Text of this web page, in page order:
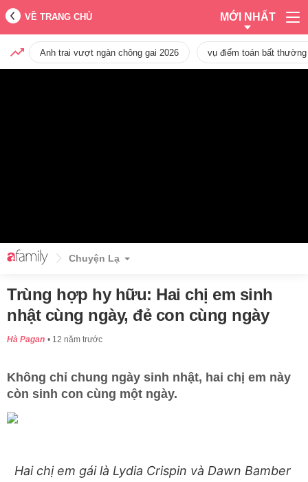
VỀ TRANG CHỦ MỚI NHẤT
Anh trai vượt ngàn chông gai 2026 vụ điểm toán bất
Chuyện Lạ
Trùng hợp hy hữu: Hai chị em sinh
nhật cùng ngày, đẻ con cùng ngày
Hà Pagan 12 năm trước
Không chỉ chung ngày sinh nhật, hai chị em này
còn sinh con cùng một ngày.
Hai chị em gái là Lydia Crispin và Dawn Bamber